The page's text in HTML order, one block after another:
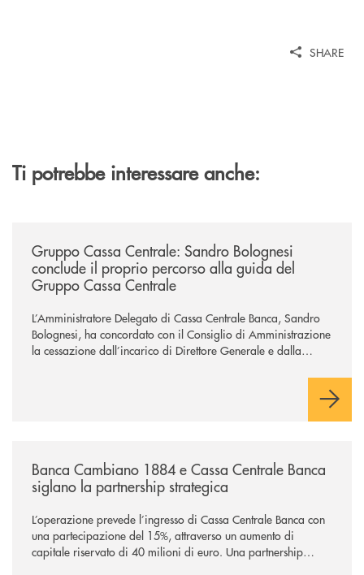
SHARE
Ti potrebbe interessare anche:
Gruppo Cassa Centrale: Sandro Bolognesi
conclude il proprio percorso alla guida del
Gruppo Cassa Centrale
L’Amministratore Delegato di Cassa Centrale Banca, Sandro
Bolognesi, ha concordato con il Consiglio di Amministrazione
la cessazione dall’incarico di Direttore Generale e dalla
Il Gruppo, sotto la guida dell’Amministratore Delegato, e con
Banca Cambiano 1884 e Cassa Centrale Banca
siglano la partnership strategica
L’operazione prevede l’ingresso di Cassa Centrale Banca con
una partecipazione del 15%, attraverso un aumento di
capitale riservato di 40 milioni di euro. Una partnership